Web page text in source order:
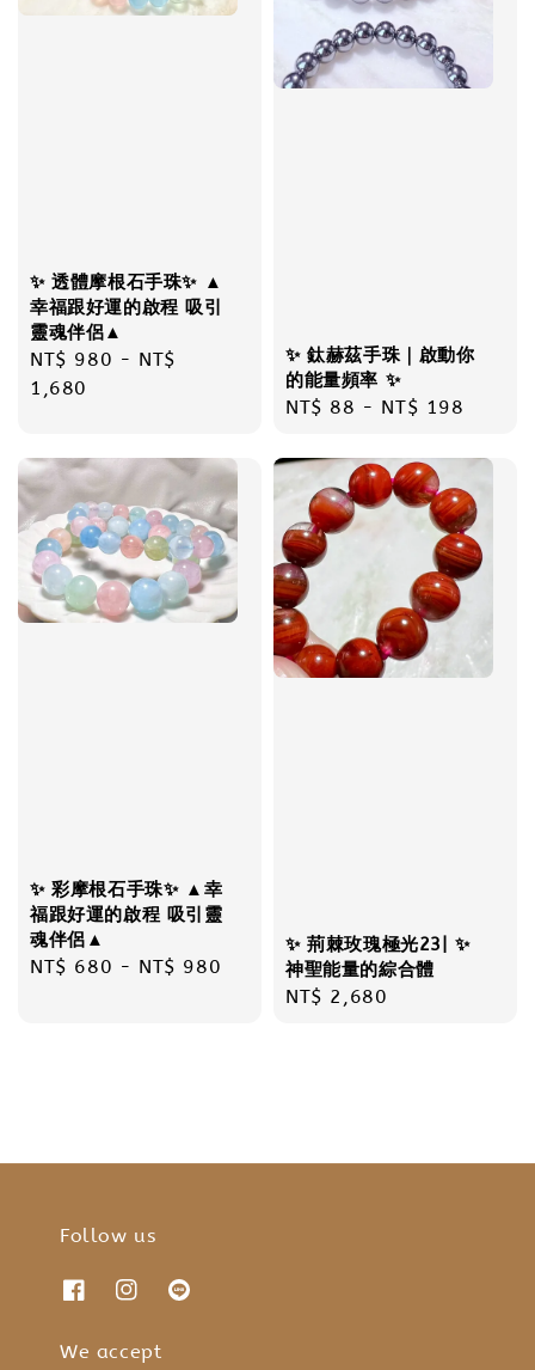
✨ 透體摩根石手珠✨ ▲
幸福跟好運的啟程 吸引
靈魂伴侶▲
Regular
price
NT$ 980 - NT$
1,680
✨ 鈦赫茲手珠｜啟動你
的能量頻率 ✨
Regular
NT$ 88 - NT$ 198
✨ 彩摩根石手珠✨ ▲幸
福跟好運的啟程 吸引靈
魂伴侶▲
Regular
NT$ 680 - NT$ 980
✨ 荊棘玫瑰極光23| ✨
神聖能量的綜合體
Regular
NT$ 2,680
Follow us
We accept